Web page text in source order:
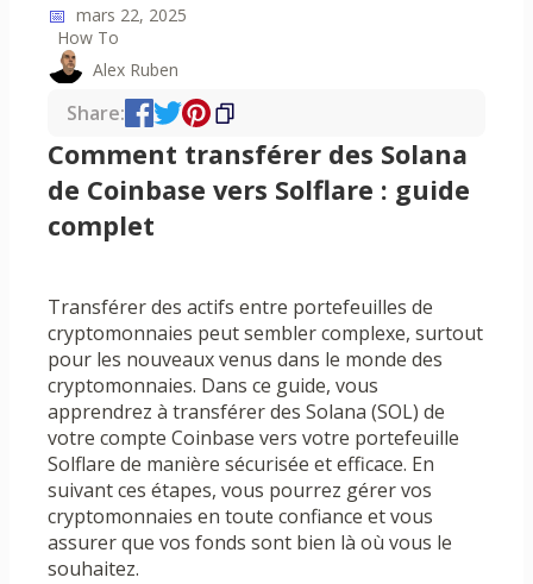
📅 mars 22, 2025
How To
Alex Ruben
Share:
Comment transférer des Solana
de Coinbase vers Solflare : guide
complet
Transférer des actifs entre portefeuilles de
cryptomonnaies peut sembler complexe, surtout
pour les nouveaux venus dans le monde des
cryptomonnaies. Dans ce guide, vous
apprendrez à transférer des Solana (SOL) de
votre compte Coinbase vers votre portefeuille
Solflare de manière sécurisée et efficace. En
suivant ces étapes, vous pourrez gérer vos
cryptomonnaies en toute confiance et vous
assurer que vos fonds sont bien là où vous le
souhaitez.